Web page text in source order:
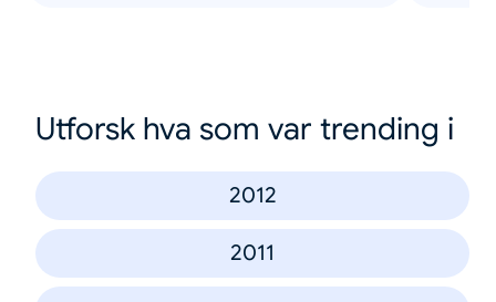
Utforsk hva som var trending i
2012
2011